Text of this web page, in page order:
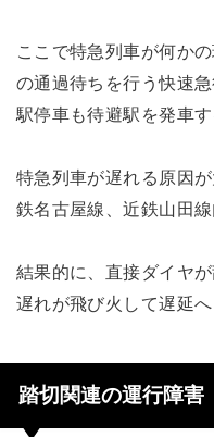
ここで特急列車が何か
の通過待ちを行う快速
駅停車も待避駅を発車す
特急列車が遅れる原因
鉄名古屋線、近鉄山田
結果的に、直接ダイヤ
遅れが飛び火して遅延へ
踏切関連の運行障害